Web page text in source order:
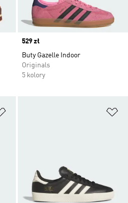
Price
529 zł
Buty Gazelle Indoor
Originals
5 kolory